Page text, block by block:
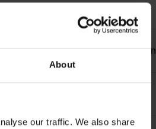
About
our traffic. We also share
2 with two pair transmission